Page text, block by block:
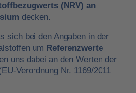
(NRV) an
decken.
sich bei den Angaben in der
um Referenzwerte
uns dabei an den Werten der
Verordnung Nr. 1169/2011